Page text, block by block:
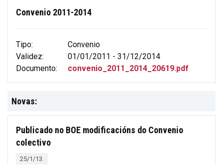
Convenio 2011-2014
Tipo:
Convenio
Validez:
01/01/2011 - 31/12/2014
Documento:
convenio_2011_2014_20619.pdf
Novas:
Publicado no BOE modificacións do Convenio
colectivo
25/1/13.